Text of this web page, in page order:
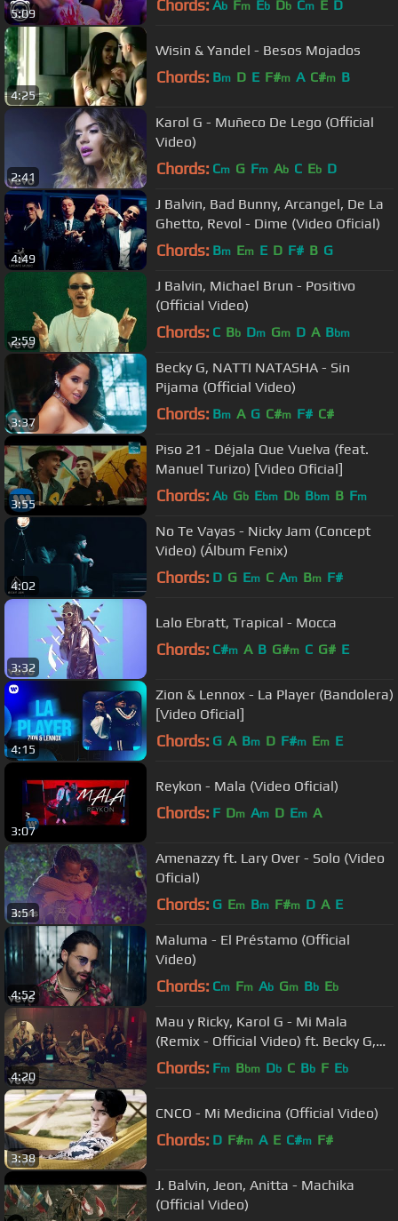
5:09 Chords: Ab Fm Eb Db Cm E D
4:25
Wisin & Yandel - Besos Mojados
Chords: Bm D E F#m A C#m B
2:41
Karol G - Muñeco De Lego (Official
Video)
Chords: Cm G Fm Ab C Eb D
4:49
J Balvin, Bad Bunny, Arcangel, De La
Ghetto, Revol - Dime (Video Oficial)
Chords: Bm Em E D F# B G
2:59
J Balvin, Michael Brun - Positivo
(Official Video)
Chords: C Bb Dm Gm D A Bbm
3:37
Becky G, NATTI NATASHA - Sin
Pijama (Official Video)
Chords: Bm A G C#m F# C#
3:55
Piso 21 - Déjala Que Vuelva (feat.
Manuel Turizo) [Video Oficial]
Chords: Ab Gb Ebm Db Bbm B Fm
4:02
No Te Vayas - Nicky Jam (Concept
Video) (Álbum Fenix)
Chords: D G Em C Am Bm F#
3:32
Lalo Ebratt, Trapical - Mocca
Chords: C#m A B G#m C G# E
4:15
Zion & Lennox - La Player (Bandolera)
[Video Oficial]
Chords: G A Bm D F#m Em E
3:07
Reykon - Mala (Video Oficial)
Chords: F Dm Am D Em A
3:51
Amenazzy ft. Lary Over - Solo (Video
Oficial)
Chords: G Em Bm F#m D A E
4:52
Maluma - El Préstamo (Official
Video)
Chords: Cm Fm Ab Gm Bb Eb
4:20
Mau y Ricky, Karol G - Mi Mala
(Remix - Official Video) ft. Becky G,
Leslie Grace, Lali
Chords: Fm Bbm Db C Bb F Eb
3:38
CNCO - Mi Medicina (Official Video)
Chords: D F#m A E C#m F#
J. Balvin, Jeon, Anitta - Machika
(Official Video)